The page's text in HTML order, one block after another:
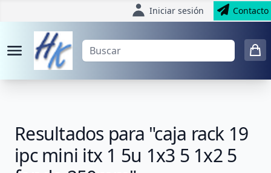
Iniciar sesión Contacto
Resultados para "caja rack 19
ipc mini itx 1 5u 1x3 5 1x2 5